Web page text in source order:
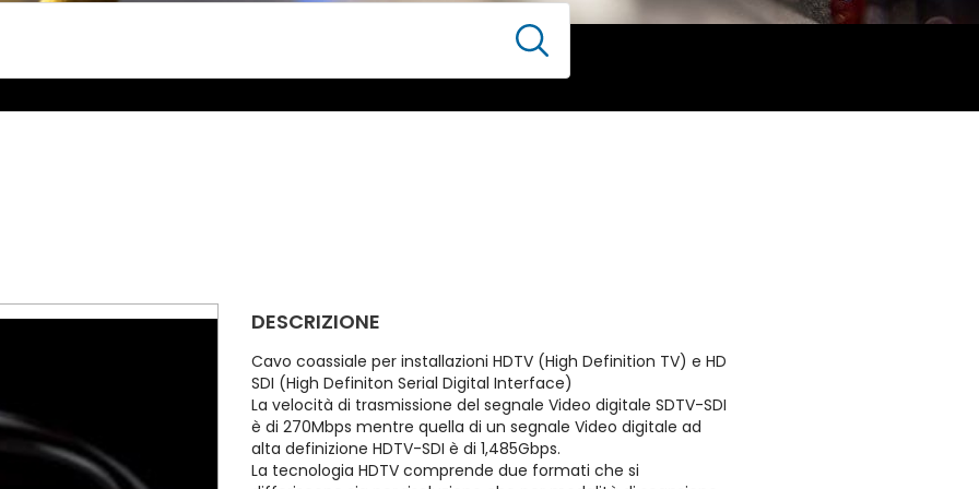
DESCRIZIONE
Cavo coassiale per installazioni HDTV (High Definition TV) e HD
SDI (High Definiton Serial Digital Interface)
La velocità di trasmissione del segnale Video digitale SDTV-SDI
è di 270Mbps mentre quella di un segnale Video digitale ad
alta definizione HDTV-SDI è di 1,485Gbps.
La tecnologia HDTV comprende due formati che si